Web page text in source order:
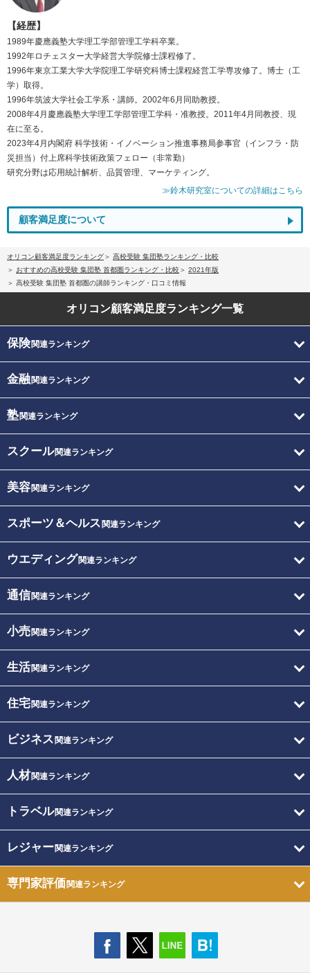
【経歴】
1989年慶應義塾大学理工学部管理工学科卒業。
1992年ロチェスター大学経営大学院修士課程修了。
1996年東京工業大学大学院理工学研究科博士課程経営工学専攻修了。博士（工
学）取得。
1996年筑波大学社会工学系・講師。2002年6月同助教授。
2008年4月慶應義塾大学理工学部管理工学科・准教授。2011年4月同教授、現
在に至る。
2023年4月内閣府 科学技術・イノベーション推進事務局参事官（インフラ・防
災担当）付上席科学技術政策フェロー（非常勤）
研究分野は応用統計解析、品質管理、マーケティング。
≫鈴木研究室についての詳細はこちら
顧客満足度について
オリコン顧客満足度ランキング
高校受験 集団塾ランキング・比較
おすすめの高校受験 集団塾 首都圏ランキング・比較
2021年版
高校受験 集団塾 首都圏の講師ランキング・口コミ情報
オリコン顧客満足度ランキング一覧
保険関連ランキング
金融関連ランキング
塾関連ランキング
スクール関連ランキング
美容関連ランキング
スポーツ＆ヘルス 関連ランキング
ウエディング関連ランキング
通信関連ランキング
小売関連ランキング
生活関連ランキング
住宅関連ランキング
ビジネス 関連ランキング
人材関連ランキング
トラベル関連ランキング
レジャー関連ランキング
専門家評価関連ランキング